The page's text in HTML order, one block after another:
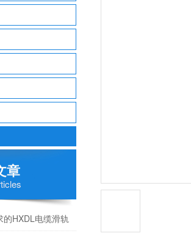
章
的HXDL电缆滑轨